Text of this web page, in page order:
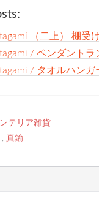
（二上） 棚受
/ ペンダント
/ タオルハンガ
テリア雑貨
, 真鍮